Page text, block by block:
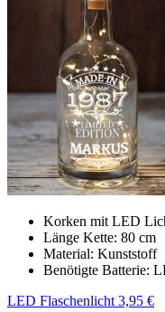
Korken mit LED
Länge Kette: 80 cm
Material: Kunststoff
Benötigte Batterie:
LED Flaschenlicht 3,95 €